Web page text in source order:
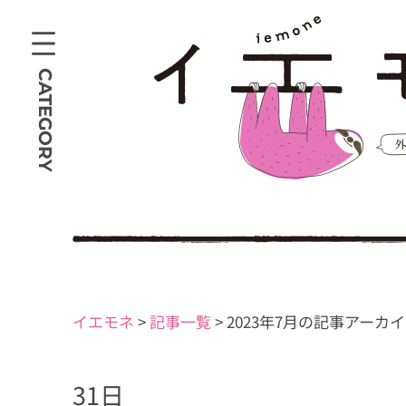
CATEGORY
イエモネ >記事一覧>2023年7月の記事アーカ
31日